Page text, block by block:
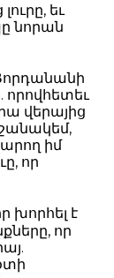
եւ
նորան
վերայից
իմ
որ
խորհել է
որ